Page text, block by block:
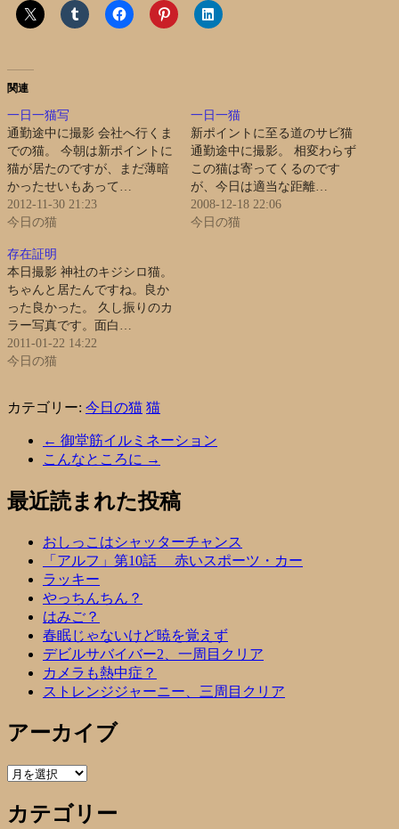
関連
一日一猫写
通勤途中に撮影 会社へ行くま
での猫。 今朝は新ポイントに
猫が居たのですが、まだ薄暗
かったせいもあって…
2012-11-30 21:23
今日の猫
一日一猫
新ポイントに至る道のサビ猫
通勤途中に撮影。 相変わらず
この猫は寄ってくるのです
が、今日は適当な距離…
2008-12-18 22:06
今日の猫
存在証明
本日撮影 神社のキジシロ猫。
ちゃんと居たんですね。良か
った良かった。 久し振りのカ
ラー写真です。面白…
2011-01-22 14:22
今日の猫
カテゴリー: 今日の猫 猫
← 御堂筋イルミネーション
こんなところに →
最近読まれた投稿
おしっこはシャッターチャンス
「アルフ」第10話 赤いスポーツ・カー
ラッキー
やっちんちん？
はみご？
春眠じゃないけど暁を覚えず
デビルサバイバー2、一周目クリア
カメラも熱中症？
ストレンジジャーニー、三周目クリア
アーカイブ
ア
カ
カテゴリー